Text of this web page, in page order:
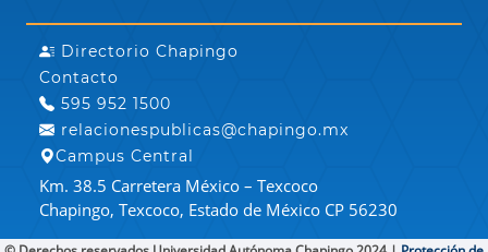
Directorio Chapingo
Contacto
595 952 1500
relacionespublicas@chapingo.mx
Campus Central
Km. 38.5 Carretera México – Texcoco
Chapingo, Texcoco, Estado de México CP 56230